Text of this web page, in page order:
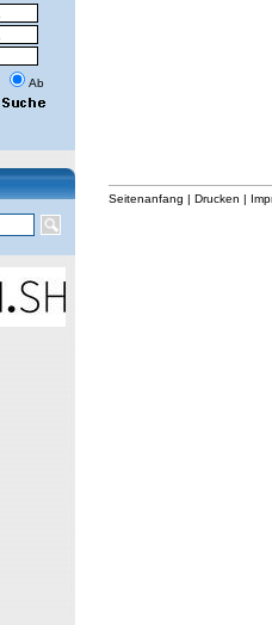
Ab
Seitenanfang | Drucken |